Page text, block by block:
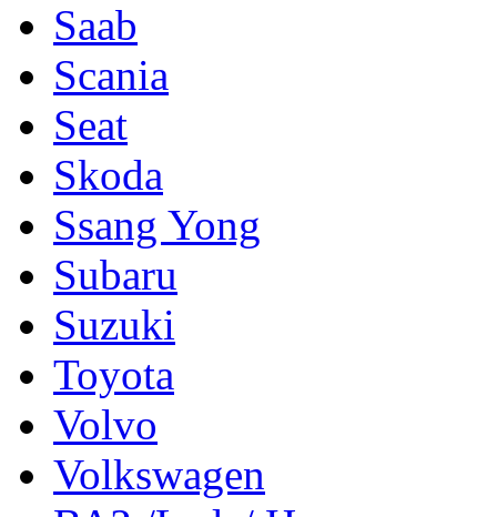
Saab
Scania
Seat
Skoda
Ssang Yong
Subaru
Suzuki
Toyota
Volvo
Volkswagen